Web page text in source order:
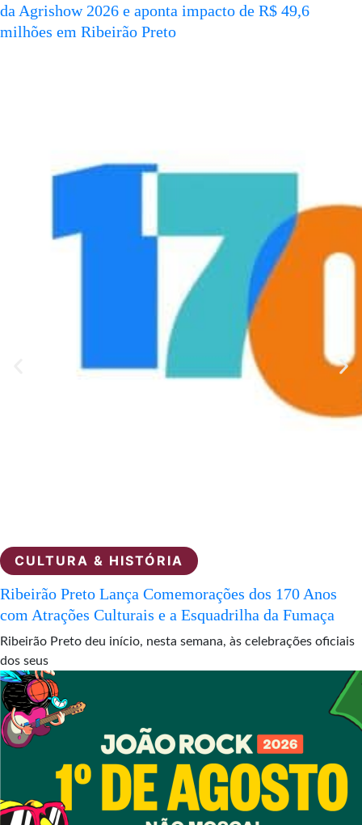
da Agrishow 2026 e aponta impacto de R$ 49,6
milhões em Ribeirão Preto
CULTURA & HISTÓRIA
Ribeirão Preto Lança Comemorações dos 170 Anos
com Atrações Culturais e a Esquadrilha da Fumaça
Ribeirão Preto deu início, nesta semana, às celebrações oficiais
dos seus